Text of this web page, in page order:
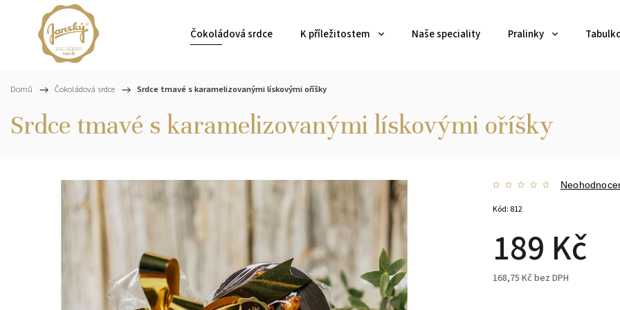
Čokoládová srdce K příležitostem Naše speciality Pralinky
Domů / Čokoládová srdce / Srdce tmavé s karamelizovanými lískovými oříšky
Srdce tmavé s karamelizovanými lískovými oříšky
189 Kč
168,75 Kč bez DPH
Kód: 812